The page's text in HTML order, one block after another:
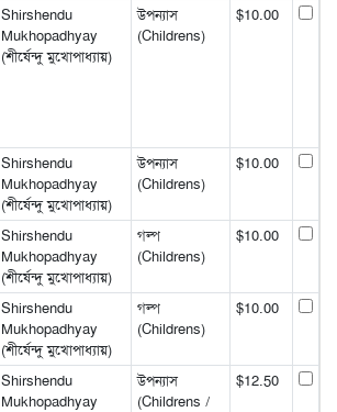
Shirshendu
Mukhopadhyay
(শীর্ষেন্দু মুখোপাধ্যায়)
উপন্যাস
(Childrens)
$10.00
Shirshendu
Mukhopadhyay
(শীর্ষেন্দু মুখোপাধ্যায়)
উপন্যাস
(Childrens)
$10.00
Shirshendu
Mukhopadhyay
(শীর্ষেন্দু মুখোপাধ্যায়)
গল্প
(Childrens)
$10.00
Shirshendu
Mukhopadhyay
(শীর্ষেন্দু মুখোপাধ্যায়)
গল্প
(Childrens)
$10.00
Shirshendu
Mukhopadhyay
উপন্যাস
(Childrens /
$12.50